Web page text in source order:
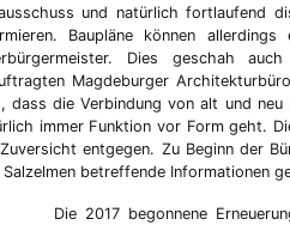
und natürlich fortlaufend
Baupläne können
Dies geschah
Magdeburger
dass die Verbindung von alt und
immer Funktion vor Form geht.
entgegen. Zu Beginn der
Salzelmen betreffende Informationen
2017 begonnene Erneuerung